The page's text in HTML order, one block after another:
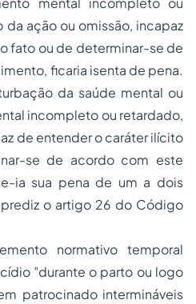
ação ou omissão, incapaz
fato ou de determinar-se de
ficaria isenta de pena.
da saúde mental ou
incompleto ou retardado,
de entender o caráter ilícito
se de acordo com este
ia sua pena de um a dois
o artigo 26 do Código
normativo temporal
"durante o parto ou logo
patrocinado intermináveis